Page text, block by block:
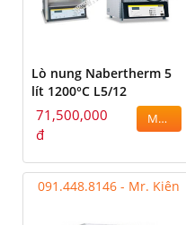
Lò nung Nabertherm 5
lít 1200°C L5/12
71,500,000
đ
MUA
091.448.8146 - Mr. Kiên